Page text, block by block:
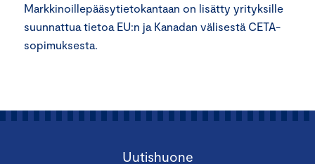
Markkinoillepääsytietokantaan on lisätty yrityksille
suunnattua tietoa EU:n ja Kanadan välisestä CETA-
sopimuksesta.
Uutishuone